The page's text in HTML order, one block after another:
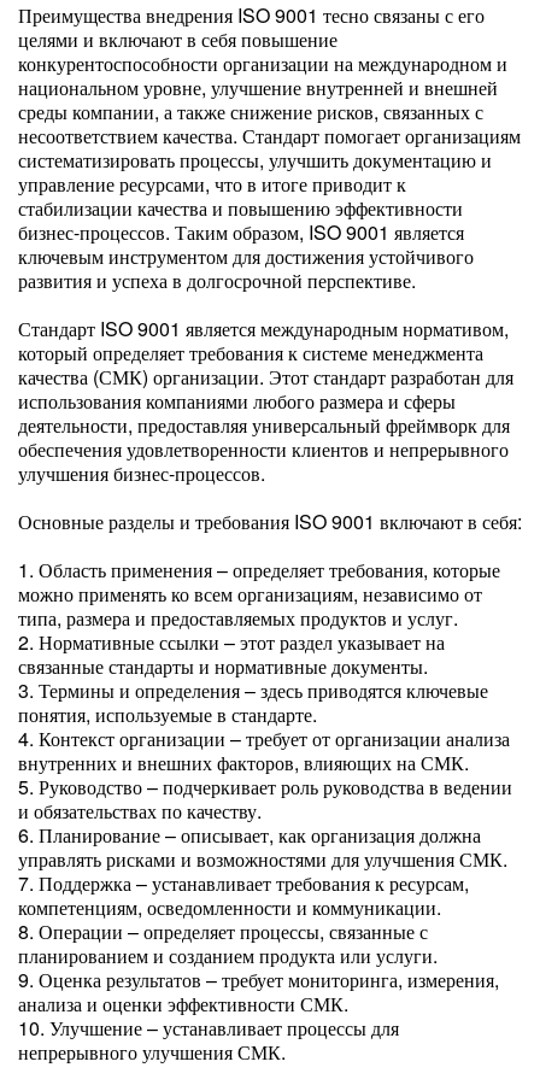
Преимущества внедрения ISO 9001 тесно связаны с его
целями и включают в себя повышение
конкурентоспособности организации на международном и
национальном уровне, улучшение внутренней и внешней
среды компании, а также снижение рисков, связанных с
несоответствием качества. Стандарт помогает организациям
систематизировать процессы, улучшить документацию и
управление ресурсами, что в итоге приводит к
стабилизации качества и повышению эффективности
бизнес-процессов. Таким образом, ISO 9001 является
ключевым инструментом для достижения устойчивого
развития и успеха в долгосрочной перспективе.
Стандарт ISO 9001 является международным нормативом,
который определяет требования к системе менеджмента
качества (СМК) организации. Этот стандарт разработан для
использования компаниями любого размера и сферы
деятельности, предоставляя универсальный фреймворк для
обеспечения удовлетворенности клиентов и непрерывного
улучшения бизнес-процессов.
Основные разделы и требования ISO 9001 включают в себя:
1. Область применения – определяет требования, которые
можно применять ко всем организациям, независимо от
типа, размера и предоставляемых продуктов и услуг.
2. Нормативные ссылки – этот раздел указывает на
связанные стандарты и нормативные документы.
3. Термины и определения – здесь приводятся ключевые
понятия, используемые в стандарте.
4. Контекст организации – требует от организации анализа
внутренних и внешних факторов, влияющих на СМК.
5. Руководство – подчеркивает роль руководства в ведении
и обязательствах по качеству.
6. Планирование – описывает, как организация должна
управлять рисками и возможностями для улучшения СМК.
7. Поддержка – устанавливает требования к ресурсам,
компетенциям, осведомленности и коммуникации.
8. Операции – определяет процессы, связанные с
планированием и созданием продукта или услуги.
9. Оценка результатов – требует мониторинга, измерения,
анализа и оценки эффективности СМК.
10. Улучшение – устанавливает процессы для
непрерывного улучшения СМК.